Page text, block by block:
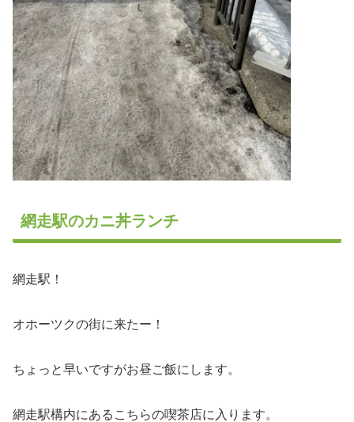
網走駅のカニ丼ランチ
網走駅！
オホーツクの街に来たー！
ちょっと早いですがお昼ご飯にします。
網走駅構内にあるこちらの喫茶店に入ります。